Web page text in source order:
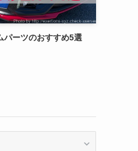
パーツのおすすめ5選